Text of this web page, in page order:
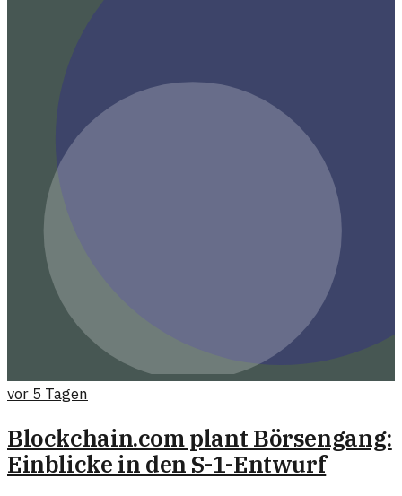
vor 5 Tagen
Blockchain.com plant Börsengang:
Einblicke in den S-1-Entwurf